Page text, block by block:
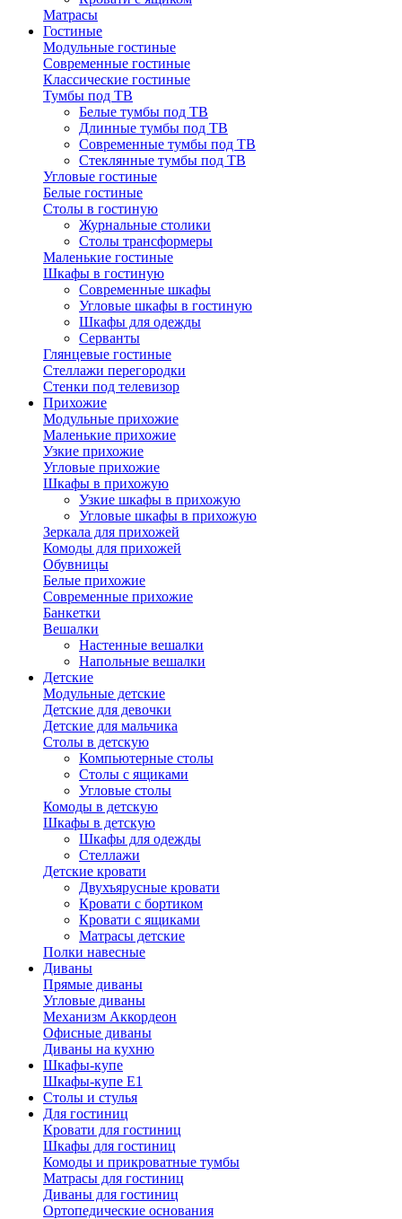
Матрасы
Гостиные
Модульные гостиные
Современные гостиные
Классические гостиные
Тумбы под ТВ
Белые тумбы под ТВ
Длинные тумбы под ТВ
Современные тумбы под ТВ
Стеклянные тумбы под ТВ
Угловые гостиные
Белые гостиные
Столы в гостиную
Журнальные столики
Столы трансформеры
Маленькие гостиные
Шкафы в гостиную
Современные шкафы
Угловые шкафы в гостиную
Шкафы для одежды
Серванты
Глянцевые гостиные
Стеллажи перегородки
Стенки под телевизор
Прихожие
Модульные прихожие
Маленькие прихожие
Узкие прихожие
Угловые прихожие
Шкафы в прихожую
Узкие шкафы в прихожую
Угловые шкафы в прихожую
Зеркала для прихожей
Комоды для прихожей
Обувницы
Белые прихожие
Современные прихожие
Банкетки
Вешалки
Настенные вешалки
Напольные вешалки
Детские
Модульные детские
Детские для девочки
Детские для мальчика
Столы в детскую
Компьютерные столы
Столы с ящиками
Угловые столы
Комоды в детскую
Шкафы в детскую
Шкафы для одежды
Стеллажи
Детские кровати
Двухъярусные кровати
Кровати с бортиком
Кровати с ящиками
Матрасы детские
Полки навесные
Диваны
Прямые диваны
Угловые диваны
Механизм Аккордеон
Офисные диваны
Диваны на кухню
Шкафы-купе
Шкафы-купе Е1
Столы и стулья
Для гостиниц
Кровати для гостиниц
Шкафы для гостиниц
Комоды и прикроватные тумбы
Матрасы для гостиниц
Диваны для гостиниц
Ортопедические основания